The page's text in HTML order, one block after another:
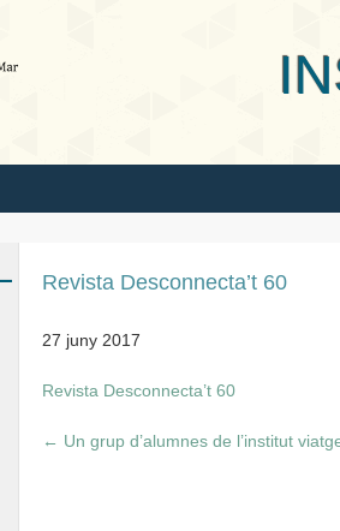
INS
Revista Desconnecta’t 60
27 juny 2017
Revista Desconnecta’t 60
← Un grup d’alumnes de l’institut